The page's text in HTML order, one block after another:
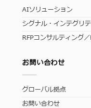
AIソリューション
シグナル・インテグリ
RFPコンサルティング
お問い合わせ
グローバル拠点
お問い合わせ